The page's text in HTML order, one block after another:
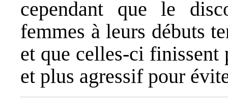
cependant que le
femmes à leurs débuts
et que celles-ci finissent
et plus agressif pour